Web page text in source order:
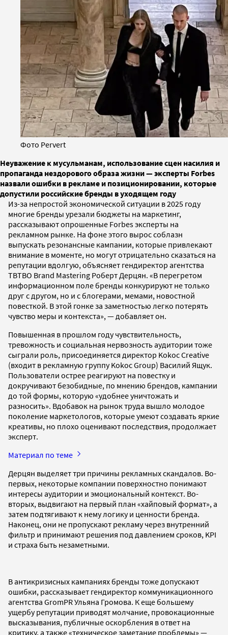
Фото Pervert
Неуважение к мусульманам, использование сцен насилия и
пропаганда нездорового образа жизни — эксперты Forbes
назвали ошибки в рекламе и позиционировании, которые
допустили российские бренды в уходящем году
Из-за непростой экономической ситуации в 2025 году
многие бренды урезали бюджеты на маркетинг,
рассказывают опрошенные Forbes эксперты на
рекламном рынке. На фоне этого вырос соблазн
выпускать резонансные кампании, которые привлекают
внимание в моменте, но могут отрицательно сказаться на
репутации вдолгую, объясняет гендиректор агентства
TBTBO Brand Mastering Роберт Дерцян. «В перегретом
информационном поле бренды конкурируют не только
друг с другом, но и с блогерами, мемами, новостной
повесткой. В этой гонке за заметностью легко потерять
чувство меры и контекста», — добавляет он.
Повышенная в прошлом году чувствительность,
тревожность и социальная нервозность аудитории тоже
сыграли роль, присоединяется директор Kokoc Creative
(входит в рекламную группу Kokoc Group) Василий Ящук.
Пользователи острее реагируют на повестку и
докручивают безобидные, по мнению брендов, кампании
до той формы, которую «удобнее уничтожать и
разносить». Вдобавок на рынок труда вышло молодое
поколение маркетологов, которые умеют создавать яркие
креативы, но плохо оценивают последствия, продолжает
эксперт.
Материал по теме
Дерцян выделяет три причины рекламных скандалов. Во-
первых, некоторые компании поверхностно понимают
интересы аудитории и эмоциональный контекст. Во-
вторых, выдвигают на первый план «хайповый формат», а
затем подтягивают к нему логику и ценности бренда.
Наконец, они не пропускают рекламу через внутренний
фильтр и принимают решения под давлением сроков, KPI
и страха быть незаметными.
В антикризисных кампаниях бренды тоже допускают
ошибки, рассказывает гендиректор коммуникационного
агентства GromPR Ульяна Громова. К еще большему
ущербу репутации приводят молчание, провокационные
высказывания, публичные оскорбления в ответ на
критику, а также «техническое заметание проблемы» —